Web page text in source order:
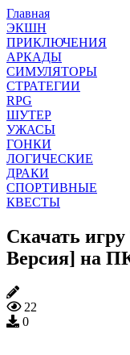
Главная
ЭКШН
ПРИКЛЮЧЕНИЯ
АРКАДЫ
СИМУЛЯТОРЫ
СТРАТЕГИИ
RPG
ШУТЕР
УЖАСЫ
ГОНКИ
ЛОГИЧЕСКИЕ
ДРАКИ
СПОРТИВНЫЕ
КВЕСТЫ
Скачать
Версия] на
22
0